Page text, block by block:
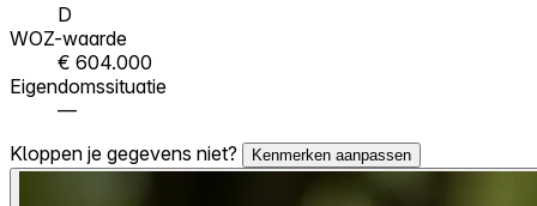
D
WOZ-waarde
€ 604.000
Eigendomssituatie
—
Kloppen je gegevens niet?
Kenmerken aanpassen